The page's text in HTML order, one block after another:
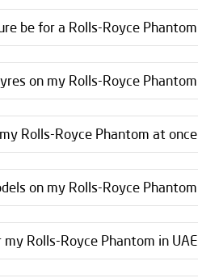
be for a Rolls-Royce Phantom?
on my Rolls-Royce Phantom?
Rolls-Royce Phantom at once?
on my Rolls-Royce Phantom?
Rolls-Royce Phantom in UAE?